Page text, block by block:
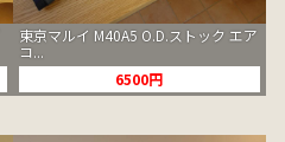
東京マルイ M40A5 O.D.ストック エア
コ...
6500円